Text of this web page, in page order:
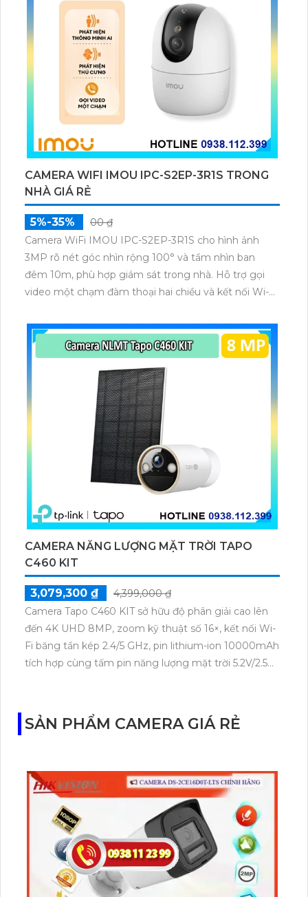
CAMERA WIFI IMOU IPC-S2EP-3R1S TRONG
NHÀ GIÁ RẺ
5%-35%
00 ₫
Camera WiFi IMOU IPC-S2EP-3R1S cho hình ảnh
3MP rõ nét góc nhìn rộng 100° và tầm nhìn ban
đêm 10m, phù hợp giám sát trong nhà. Hỗ trợ gọi
video một chạm đàm thoại hai chiều và kết nối Wi-Fi
microSD tối đa 256GB hoặc lưu đám mây dễ lắp đặt
cho gia đình và văn phòng nhỏ.
CAMERA NĂNG LƯỢNG MẶT TRỜI TAPO
C460 KIT
3,079,300 ₫
4,399,000 ₫
Camera Tapo C460 KIT sở hữu độ phân giải cao lên
đến 4K UHD 8MP, zoom kỹ thuật số 16×, kết nối Wi-
Fi băng tần kép 2.4/5 GHz, pin lithium-ion 10000mAh
tích hợp cùng tấm pin năng lượng mặt trời 5.2V/2.5W.
SẢN PHẨM CAMERA GIÁ RẺ